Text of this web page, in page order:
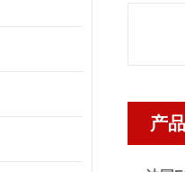
产